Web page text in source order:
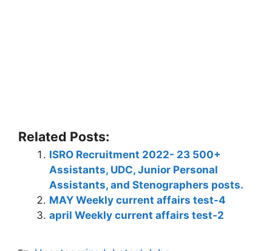
Related Posts:
ISRO Recruitment 2022- 23 500+
Assistants, UDC, Junior Personal
Assistants, and Stenographers posts.
MAY Weekly current affairs test-4
april Weekly current affairs test-2